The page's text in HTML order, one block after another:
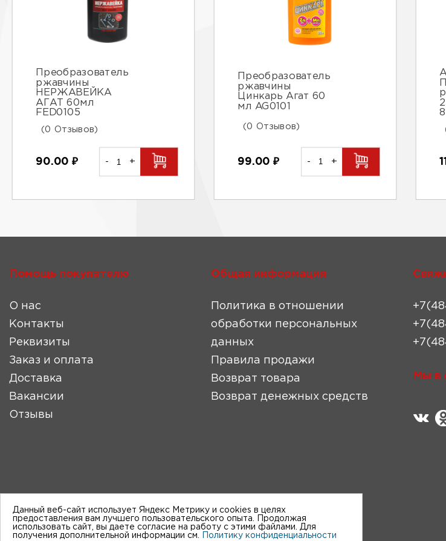
Преобразователь
ржавчины
НЕРЖАВЕЙКА
АГАТ 60мл
FED0105
(0 Отзывов)
90.00 ₽ - +
Преобразователь
ржавчины
Цинкарь Агат 60
мл AG0101
(0 Отзывов)
99.00 ₽ - +
Помощь покупателю
О нас
Контакты
Реквизиты
Заказ и оплата
Доставка
Вакансии
Отзывы
Общая информация
Политика в отношении
обработки персональных
данных
Правила продажи
Возврат товара
Возврат денежных средств
Мы в
Данный веб-сайт использует Яндекс Метрику и cookies в целях
предоставления вам лучшего пользовательского опыта. Продолжая
использовать сайт, вы даете согласие на работу с этими файлами. Для
получения дополнительной информации см.
Политику конфиденциальности